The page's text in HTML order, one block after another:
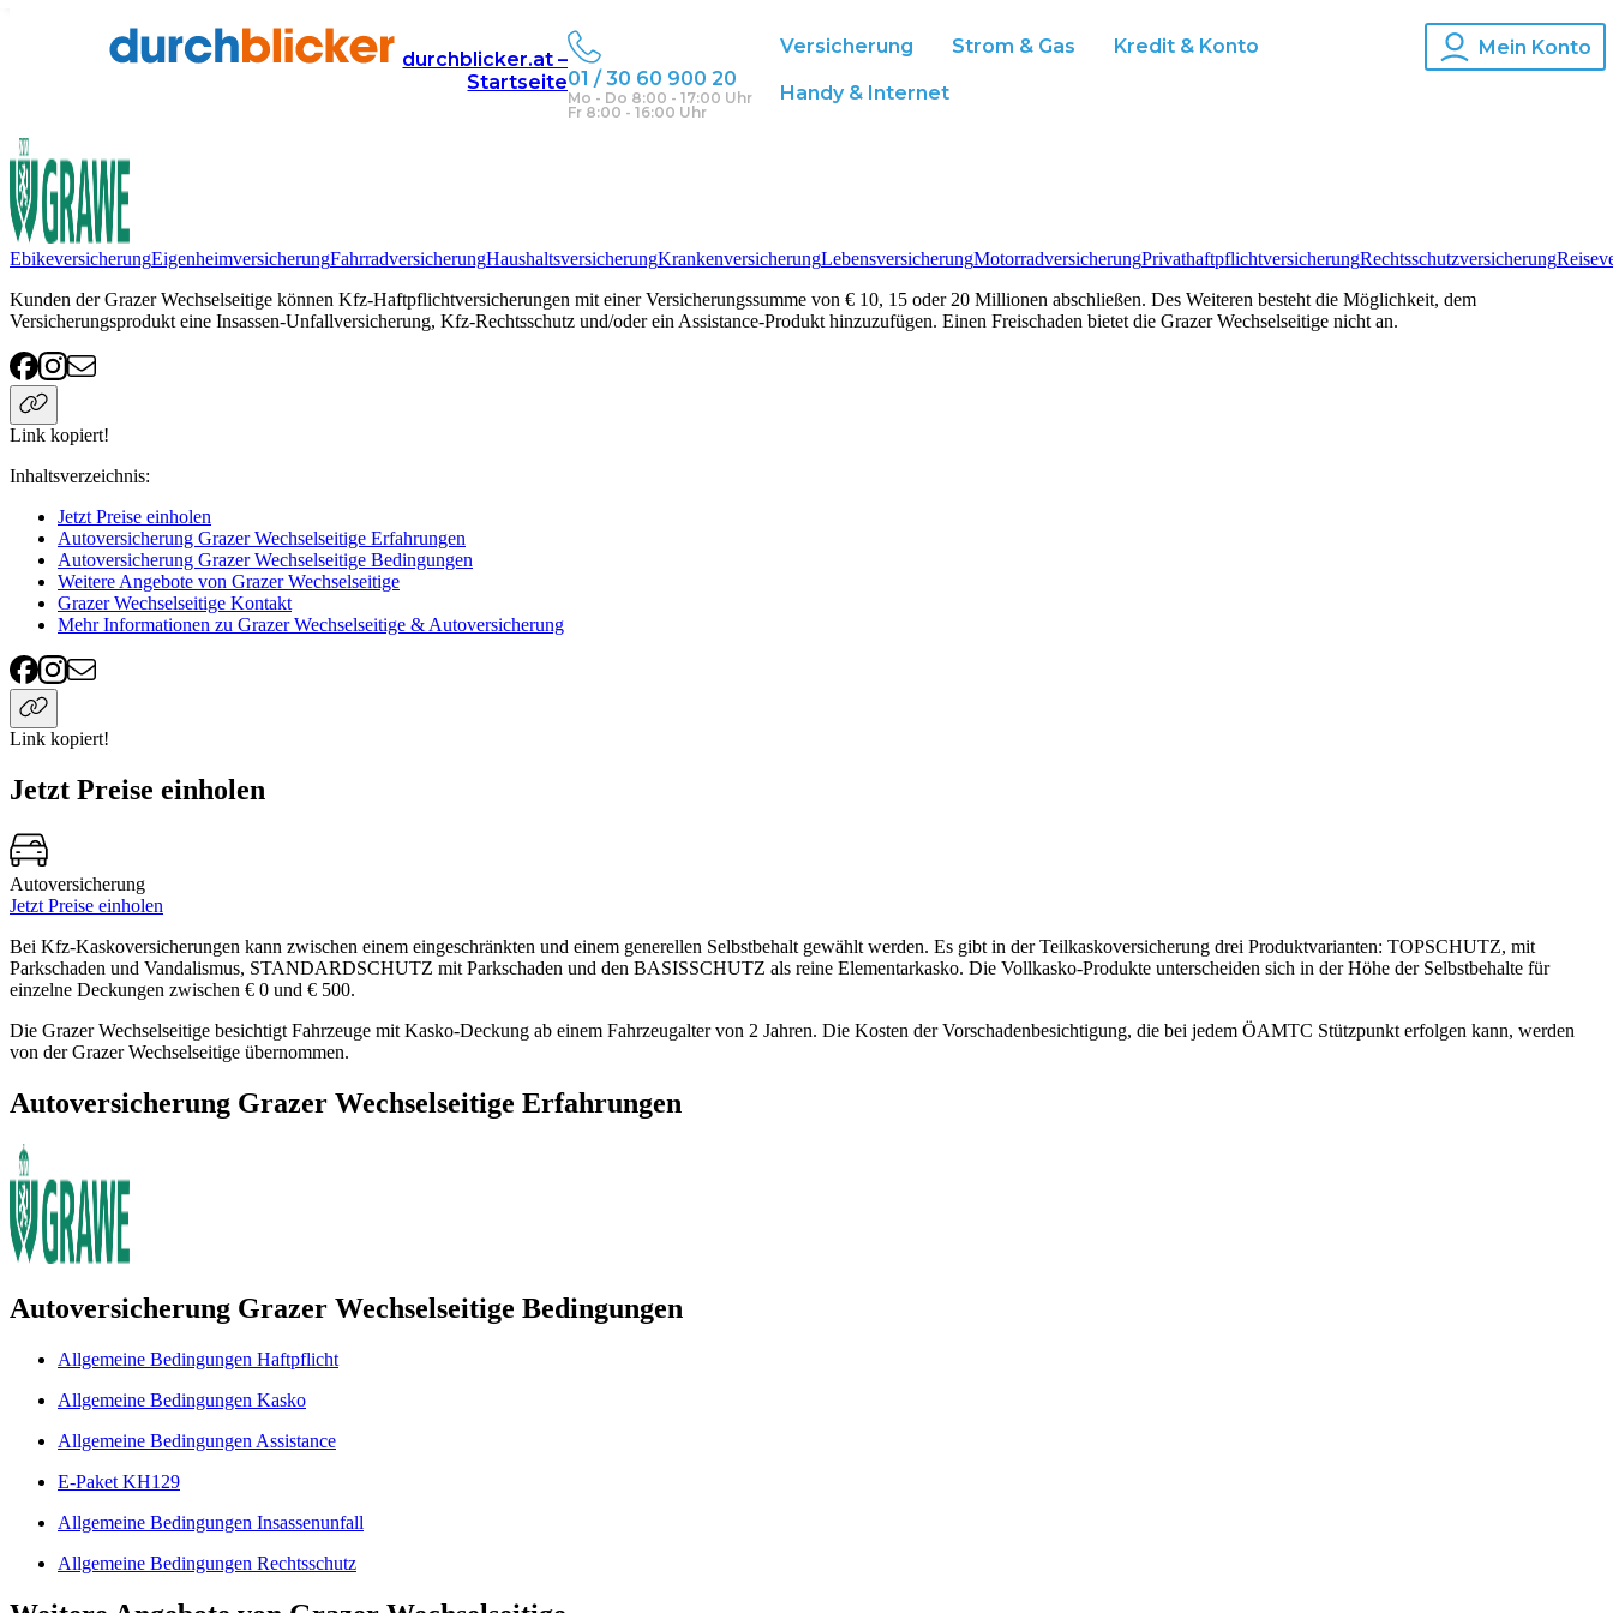
durchblicker.at –
Startseite01 / 30 60 900 20
Mo - Do 8:00 - 17:00 Uhr
Fr 8:00 - 16:00 Uhr
Versicherung Strom & Gas Kredit & Konto
Handy & Internet
Mein Konto
Versicherung autoversicherung Grazer Wechselseitige
EbikeversicherungEigenheimversicherungFahrradversicherungHaushaltsversicherungKrankenversicherungLebensversicherungMotorradversicherungPrivathaftpflichtversicherungRechtsschutzversicherung
Kunden der Grazer Wechselseitige können Kfz-Haftpflichtversicherungen mit einer Versicherungssumme von € 10, 15 oder 20 Millionen abschließen. Des Weiteren besteht die Möglichkeit, dem
Versicherungsprodukt eine Insassen-Unfallversicherung, Kfz-Rechtsschutz und/oder ein Assistance-Produkt hinzuzufügen. Einen Freischaden bietet die Grazer Wechselseitige nicht an.
Link kopiert!
Inhaltsverzeichnis:
Jetzt Preise einholen
Autoversicherung Grazer Wechselseitige Erfahrungen
Autoversicherung Grazer Wechselseitige Bedingungen
Weitere Angebote von Grazer Wechselseitige
Grazer Wechselseitige Kontakt
Mehr Informationen zu Grazer Wechselseitige & Autoversicherung
Link kopiert!
Jetzt Preise einholen
Autoversicherung
Jetzt Preise einholen
Bei Kfz-Kaskoversicherungen kann zwischen einem eingeschränkten und einem generellen Selbstbehalt gewählt werden. Es gibt in der Teilkaskoversicherung drei Produktvarianten: TOPSCHUTZ, mit
Parkschaden und Vandalismus, STANDARDSCHUTZ mit Parkschaden und den BASISSCHUTZ als reine Elementarkasko. Die Vollkasko-Produkte unterscheiden sich in der Höhe der Selbstbehalte für
einzelne Deckungen zwischen € 0 und € 500.
Die Grazer Wechselseitige besichtigt Fahrzeuge mit Kasko-Deckung ab einem Fahrzeugalter von 2 Jahren. Die Kosten der Vorschadenbesichtigung, die bei jedem ÖAMTC Stützpunkt erfolgen kann, werden
von der Grazer Wechselseitige übernommen.
Autoversicherung Grazer Wechselseitige Erfahrungen
Autoversicherung Grazer Wechselseitige Bedingungen
Allgemeine Bedingungen Haftpflicht
Allgemeine Bedingungen Kasko
Allgemeine Bedingungen Assistance
E-Paket KH129
Allgemeine Bedingungen Insassenunfall
Allgemeine Bedingungen Rechtsschutz